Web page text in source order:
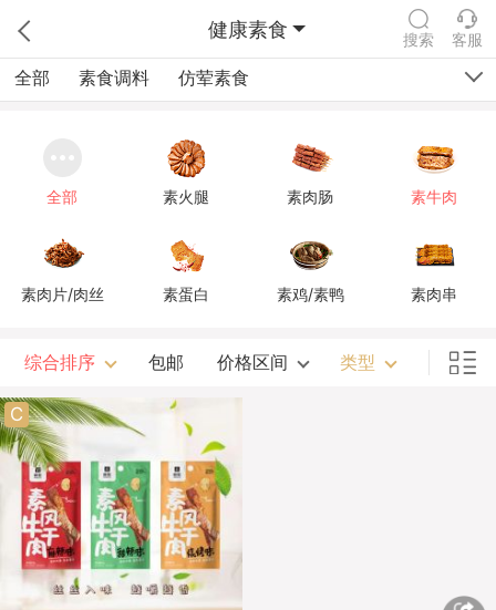
健康素食 搜索 客服
全部 素食调料 仿荤素食
全部 素火腿 素肉肠 素牛肉
素肉片/肉丝 素蛋白 素鸡/素鸭 素肉串
综合排序 包邮 价格区间 类型
C